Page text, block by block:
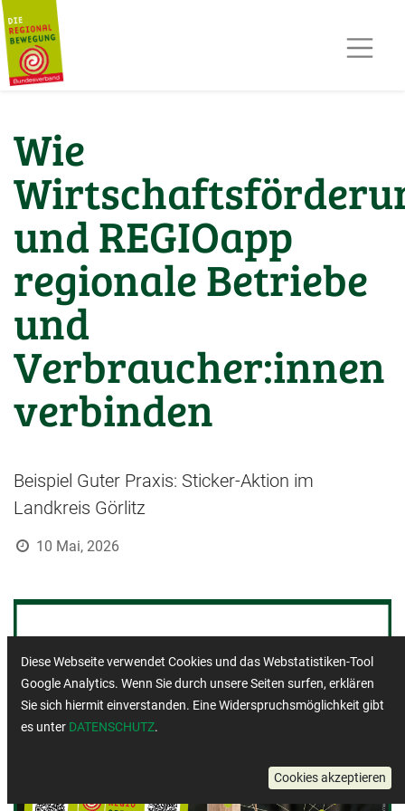
KONTAKT
Wie
und REGIOapp
regionale Betriebe
und
Verbraucher:innen
verbinden
Beispiel Guter Praxis: Sticker-Aktion im
Landkreis Görlitz
10 Mai, 2026
Diese Webseite verwendet Cookies und das Webstatistiken-Tool
Google Analytics. Wenn Sie durch unsere Seiten surfen, erklären
Sie sich hiermit einverstanden. Eine Widerspruchsmöglichkeit gibt
es unter DATENSCHUTZ.
Cookies akzeptieren